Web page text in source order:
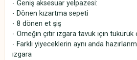
- Geniş aksesuar yelpazesi:
- Dönen kızartma sepeti
- 8 dönen et şiş
- Örneğin çıtır ızgara tavuk için
- Farklı yiyeceklerin aynı anda
ızgara